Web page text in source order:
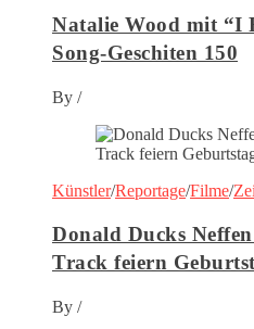
Natalie Wood mit “I
Song-Geschiten 150
By /
Künstler/Reportage/Filme/
Donald Ducks
Track feiern
By /